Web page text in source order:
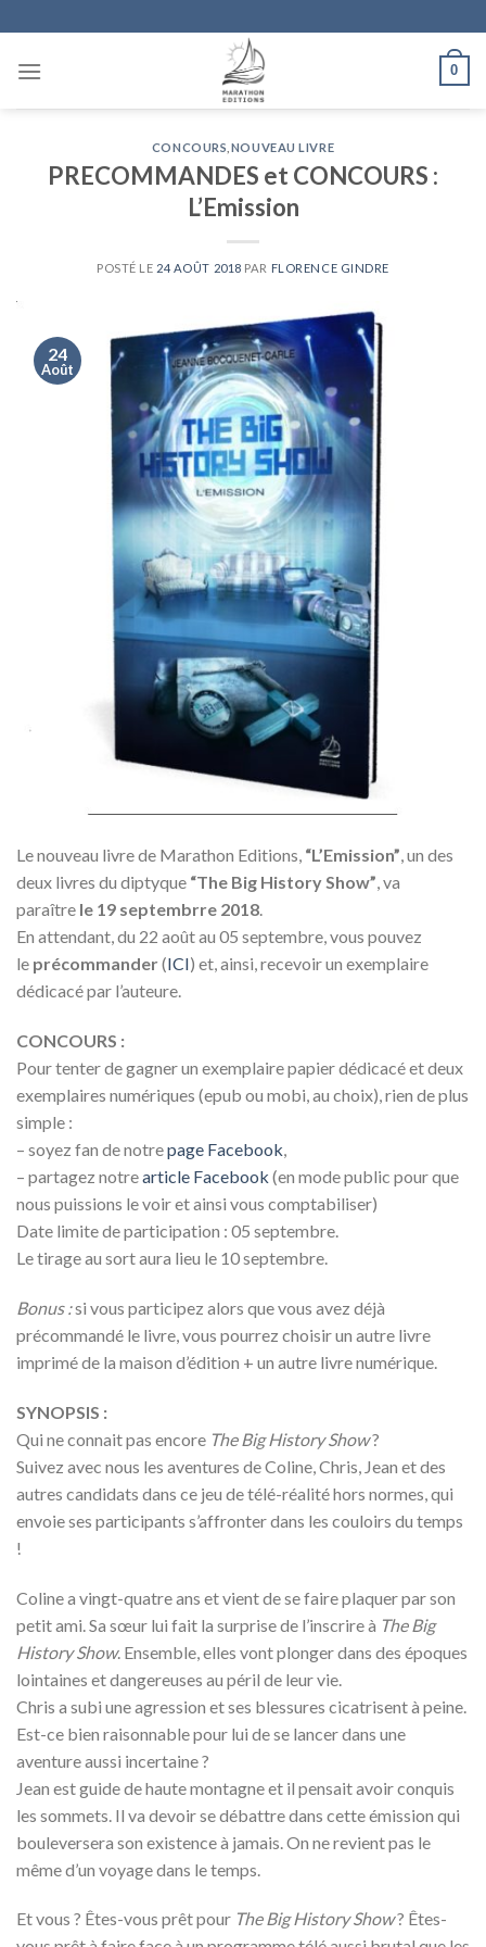
to
content
0
CONCOURS NOUVEAU LIVRE
PRECOMMANDES et CONCOURS :
L’Emission
POSTÉ LE 24 AOÛT 2018 PAR FLORENCE GINDRE
24
Août
Le nouveau livre de Marathon Editions, “L’Emission”, un des
deux livres du diptyque “The Big History Show”, va
paraître le 19 septembrre 2018.
En attendant, du 22 août au 05 septembre, vous pouvez
le précommander(ICI) et, ainsi, recevoir un exemplaire
dédicacé par l’auteure.
CONCOURS :
Pour tenter de gagner un exemplaire papier dédicacé et deux
exemplaires numériques (epub ou mobi, au choix), rien de plus
simple :
– soyez fan de notrepage Facebook,
– partagez notrearticle Facebook (en mode public pour que
nous puissions le voir et ainsi vous comptabiliser)
Date limite de participation : 05 septembre.
Le tirage au sort aura lieu le 10 septembre.
Bonus :si vous participez alors que vous avez déjà
précommandé le livre, vous pourrez choisir un autre livre
imprimé de la maison d’édition + un autre livre numérique.
SYNOPSIS :
Qui ne connait pas encore The Big History Show?
Suivez avec nous les aventures de Coline, Chris, Jean et des
autres candidats dans ce jeu de télé-réalité hors normes, qui
envoie ses participants s’affronter dans les couloirs du temps
!
Coline a vingt-quatre ans et vient de se faire plaquer par son
petit ami. Sa sœur lui fait la surprise de l’inscrire à The Big
History Show. Ensemble, elles vont plonger dans des époques
lointaines et dangereuses au péril de leur vie.
Chris a subi une agression et ses blessures cicatrisent à peine.
Est-ce bien raisonnable pour lui de se lancer dans une
aventure aussi incertaine ?
Jean est guide de haute montagne et il pensait avoir conquis
les sommets. Il va devoir se débattre dans cette émission qui
bouleversera son existence à jamais. On ne revient pas le
même d’un voyage dans le temps.
Et vous ? Êtes-vous prêt pour The Big History Show? Êtes-